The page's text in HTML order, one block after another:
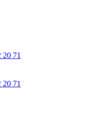
20 71
20 71